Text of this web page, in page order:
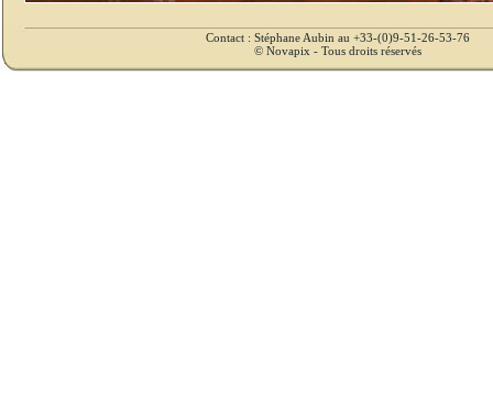
Contact : Stéphane Aubin au +33-(0)9-51-26-53-76
© Novapix - Tous droits réservés